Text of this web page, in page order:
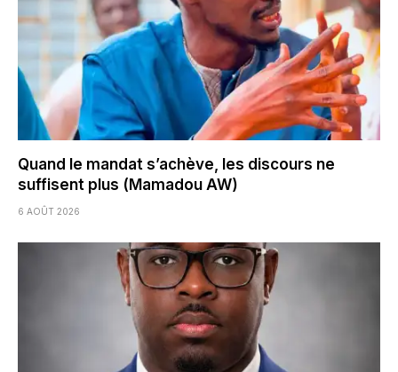
Quand le mandat s’achève, les discours ne
suffisent plus (Mamadou AW)
6 AOÛT 2026